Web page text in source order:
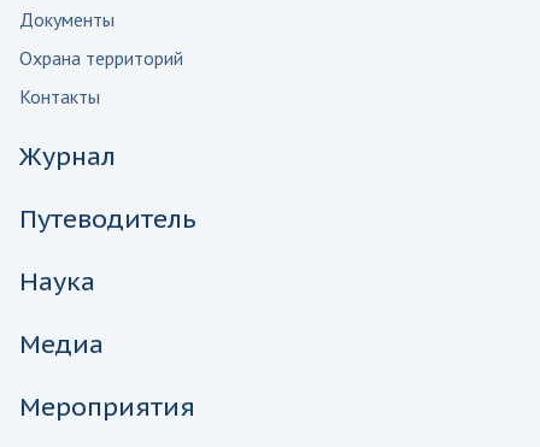
Документы
Охрана территорий
Контакты
Журнал
Путеводитель
Наука
Медиа
Мероприятия